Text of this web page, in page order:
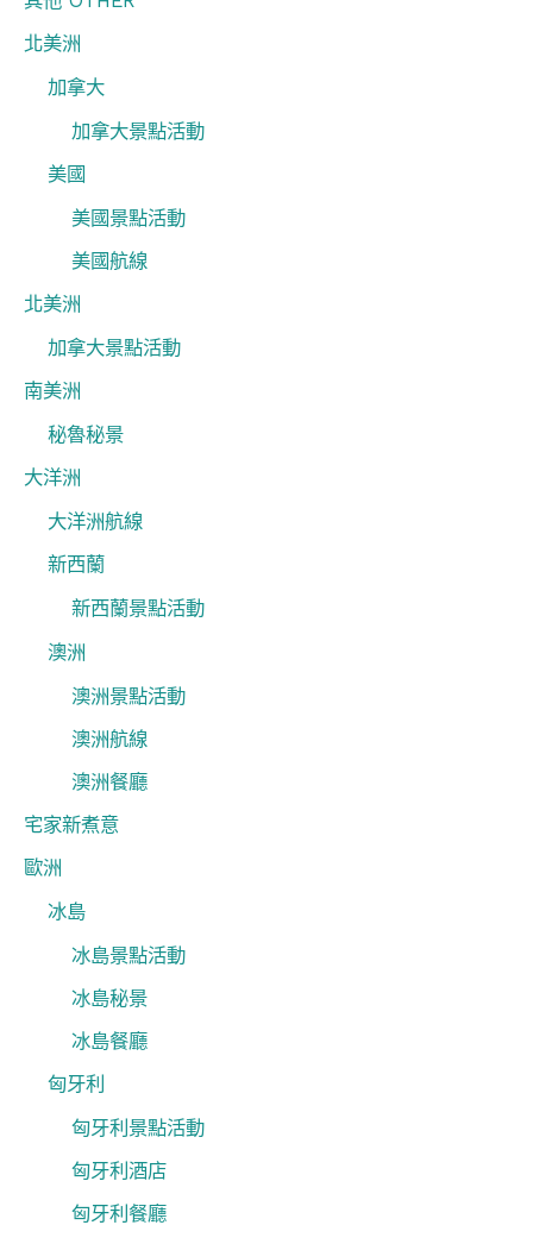
北美洲
加拿大
加拿大景點活動
美國
美國景點活動
美國航線
北美洲
加拿大景點活動
南美洲
秘魯秘景
大洋洲
大洋洲航線
新西蘭
新西蘭景點活動
澳洲
澳洲景點活動
澳洲航線
澳洲餐廳
宅家新煮意
歐洲
冰島
冰島景點活動
冰島秘景
冰島餐廳
匈牙利
匈牙利景點活動
匈牙利酒店
匈牙利餐廳